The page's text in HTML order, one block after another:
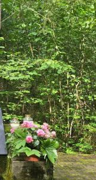
28 29
30